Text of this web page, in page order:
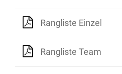
Rangliste Einzel
Rangliste Team